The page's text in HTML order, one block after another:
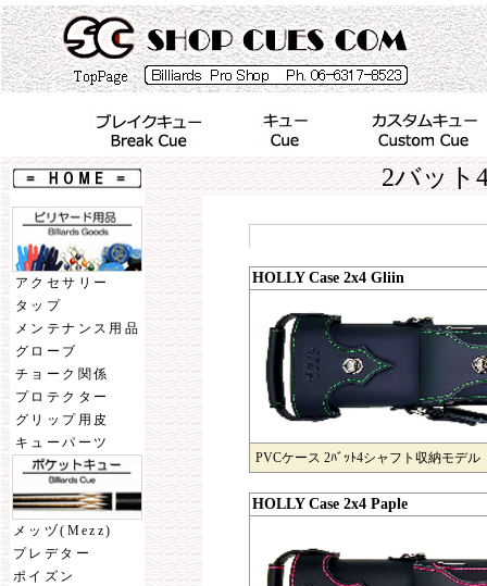
アクセサリー
タップ
メンテナンス用品
グローブ
チョーク関係
プロテクター
グリップ用皮
キューパーツ
メッヅ(Mezz)
プレデター
ポイズン
2バッ
HOLLY Case 2x4 Gliin
PVCケース 2ﾊﾞｯﾄ4シャフト収納モデル
HOLLY Case 2x4 Paple